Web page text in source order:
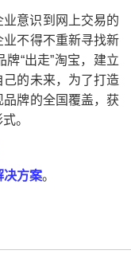
意识到网上交易的
不得不重新寻找新
“出走”淘宝，建立
的未来，为了打造
牌的全国覆盖，获
。
决方案。